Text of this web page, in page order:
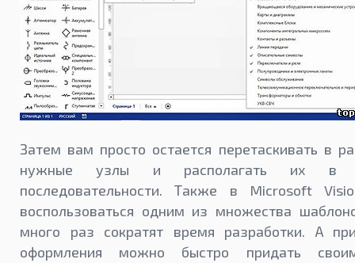
Затем вам просто остается перетаскивать в
нужные узлы и располагать их в
последовательности. Также в Microsoft
воспользоваться одним из множества
много раз сократят время разработки. А
оформления можно быстро придать